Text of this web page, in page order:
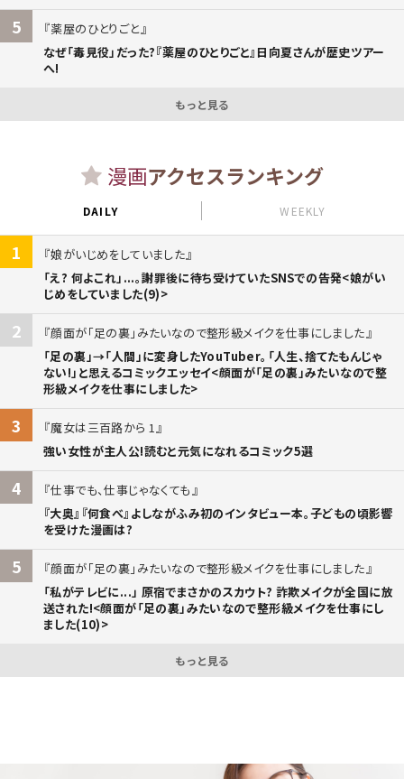
5
薬屋のひとりごと
なぜ「毒見役」だった?『薬屋のひとりごと』日向夏さんが歴史ツアー
へ!
もっと見る
漫画アクセスランキング
DAILY WEEKLY
1
娘がいじめをしていました
「え? 何よこれ」...。謝罪後に待ち受けていたSNSでの告発<娘がい
じめをしていました(9)>
2
顔面が「足の裏」みたいなので整形級メイクを仕事にしました
「足の裏」→「人間」に変身したYouTuber。「人生、捨てたもんじゃ
ない!」と思えるコミックエッセイ<顔面が「足の裏」みたいなので整
形級メイクを仕事にしました>
3
魔女は三百路から 1
強い女性が主人公!読むと元気になれるコミック5選
4
仕事でも、仕事じゃなくても
『大奥』『何食べ』よしながふみ初のインタビュー本。子どもの頃影響
を受けた漫画は?
5
顔面が「足の裏」みたいなので整形級メイクを仕事にしました
「私がテレビに...」 原宿でまさかのスカウト? 詐欺メイクが全国に放
送された!<顔面が「足の裏」みたいなので整形級メイクを仕事にし
ました(10)>
もっと見る